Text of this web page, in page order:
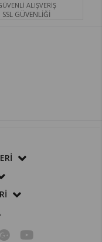
ALIŞVERİŞ
SSL GÜVENLİĞİ